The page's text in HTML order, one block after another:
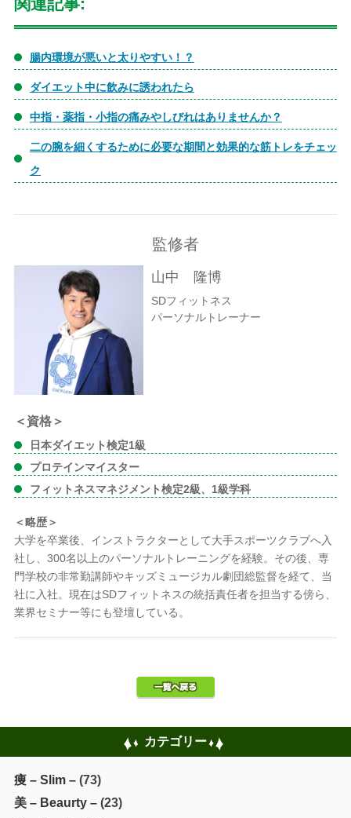
腸内環境が悪いと太りやすい！？
ダイエット中に飲みに誘われたら
中指・薬指・小指の痛みやしびれはありませんか？
二の腕を細くするために必要な期間と効果的な筋トレをチェッ
ク
監修者
山中 隆博
SDフィットネス
パーソナルトレーナー
＜資格＞
日本ダイエット検定1級
プロテインマイスター
フィットネスマネジメント検定2級、1級学科
＜略歴＞
大学を卒業後、インストラクターとして大手スポーツクラブへ入
社し、300名以上のパーソナルトレーニングを経験。その後、専
門学校の非常勤講師やキッズミュージカル劇団総監督を経て、当
社に入社。現在はSDフィットネスの統括責任者を担当する傍ら、
業界セミナー等にも登壇している。
カテゴリー
痩 – Slim –(73)
美 – Beaurty –(23)